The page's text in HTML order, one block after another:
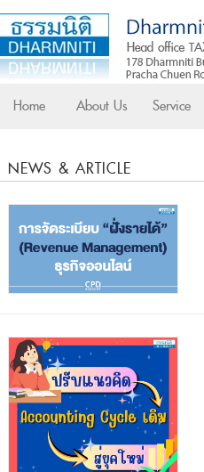
Home About Us Service
NEWS & ARTICLE